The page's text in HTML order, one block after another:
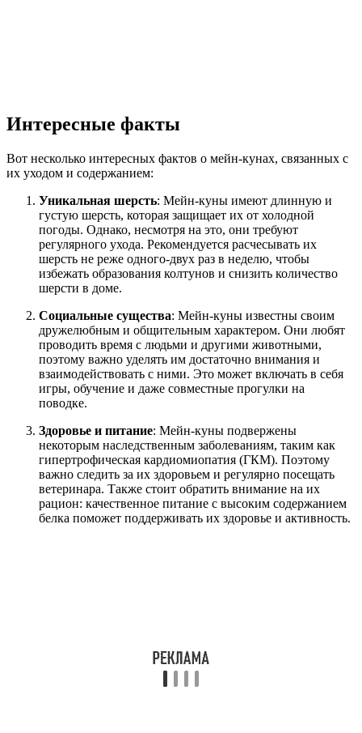
Интересные факты
Вот несколько интересных фактов о мейн-кунах, связанных с
их уходом и содержанием:
Уникальная шерсть: Мейн-куны имеют длинную и
густую шерсть, которая защищает их от холодной
погоды. Однако, несмотря на это, они требуют
регулярного ухода. Рекомендуется расчесывать их
шерсть не реже одного-двух раз в неделю, чтобы
избежать образования колтунов и снизить количество
шерсти в доме.
Социальные существа: Мейн-куны известны своим
дружелюбным и общительным характером. Они любят
проводить время с людьми и другими животными,
поэтому важно уделять им достаточно внимания и
взаимодействовать с ними. Это может включать в себя
игры, обучение и даже совместные прогулки на
поводке.
Здоровье и питание: Мейн-куны подвержены
некоторым наследственным заболеваниям, таким как
гипертрофическая кардиомиопатия (ГКМ). Поэтому
важно следить за их здоровьем и регулярно посещать
ветеринара. Также стоит обратить внимание на их
рацион: качественное питание с высоким содержанием
белка поможет поддерживать их здоровье и активность.